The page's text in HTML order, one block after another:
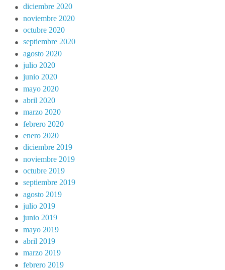
diciembre 2020
noviembre 2020
octubre 2020
septiembre 2020
agosto 2020
julio 2020
junio 2020
mayo 2020
abril 2020
marzo 2020
febrero 2020
enero 2020
diciembre 2019
noviembre 2019
octubre 2019
septiembre 2019
agosto 2019
julio 2019
junio 2019
mayo 2019
abril 2019
marzo 2019
febrero 2019